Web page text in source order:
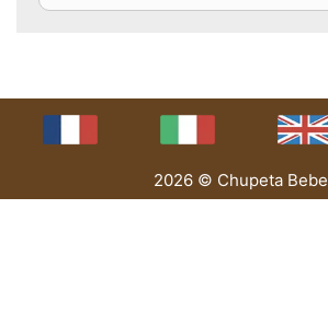
2026 © Chupeta Bebe